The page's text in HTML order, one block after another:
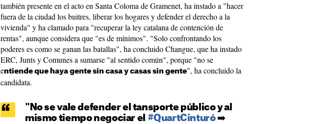
también presente en el acto en Santa Coloma de Gramenet, ha instado a "hacer
fuera de la ciudad los buitres, liberar los hogares y defender el derecho a la
vivienda" y ha clamado para "recuperar la ley catalana de contención de
rentas", aunque considera que "es de mínimos". "Solo confrontando los
poderes es como se ganan las batallas", ha concluido Changue, que ha instado
ERC, Junts y Comunes a sumarse "al sentido común", porque "no se
entiende que haya gente sin casa y casas sin gente", ha concluido la
candidata.
"No se vale defender el tansporte público y al
mismo tiempo negociar el #QuartCinturó➡️